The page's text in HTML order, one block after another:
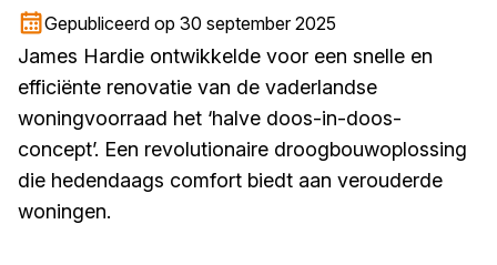
Gepubliceerd op 30 september 2025
James Hardie ontwikkelde voor een snelle en
efficiënte renovatie van de vaderlandse
woningvoorraad het ‘halve doos-in-doos-
concept’. Een revolutionaire droogbouwoplossing
die hedendaags comfort biedt aan verouderde
woningen.